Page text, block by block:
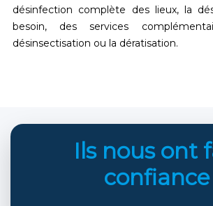
désinfection complète des lieux, la
besoin, des services
désinsectisation ou la dératisation.
Ils nous ont
confiance